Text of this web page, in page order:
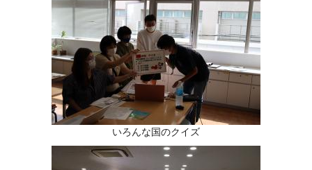
いろんな国のクイズ